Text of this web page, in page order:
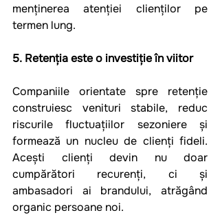
menținerea atenției clienților pe
termen lung.
5. Retenția este o investiție în viitor
Companiile orientate spre retenție
construiesc venituri stabile, reduc
riscurile fluctuațiilor sezoniere și
formează un nucleu de clienți fideli.
Acești clienți devin nu doar
cumpărători recurenți, ci și
ambasadori ai brandului, atrăgând
organic persoane noi.